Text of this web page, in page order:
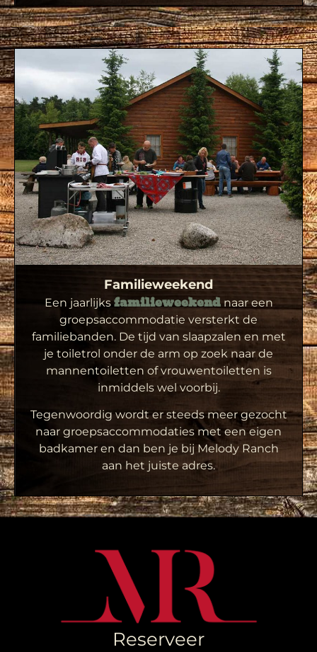
Familieweekend
Een jaarlijksfamilieweekendnaar een
groepsaccommodatie versterkt de
familiebanden. De tijd van slaapzalen en met
je toiletrol onder de arm op zoek naar de
mannentoiletten of vrouwentoiletten is
inmiddels wel voorbij.
Tegenwoordig wordt er steeds meer gezocht
naar groepsaccommodaties met een eigen
badkamer en dan ben je bij Melody Ranch
aan het juiste adres.
Reserveer